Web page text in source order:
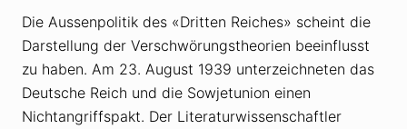
Die Aussenpolitik des «Dritten Reiches» scheint die
Darstellung der Verschwörungstheorien beeinflusst
zu haben. Am 23. August 1939 unterzeichneten das
Deutsche Reich und die Sowjetunion einen
Nichtangriffspakt. Der Literaturwissenschaftler